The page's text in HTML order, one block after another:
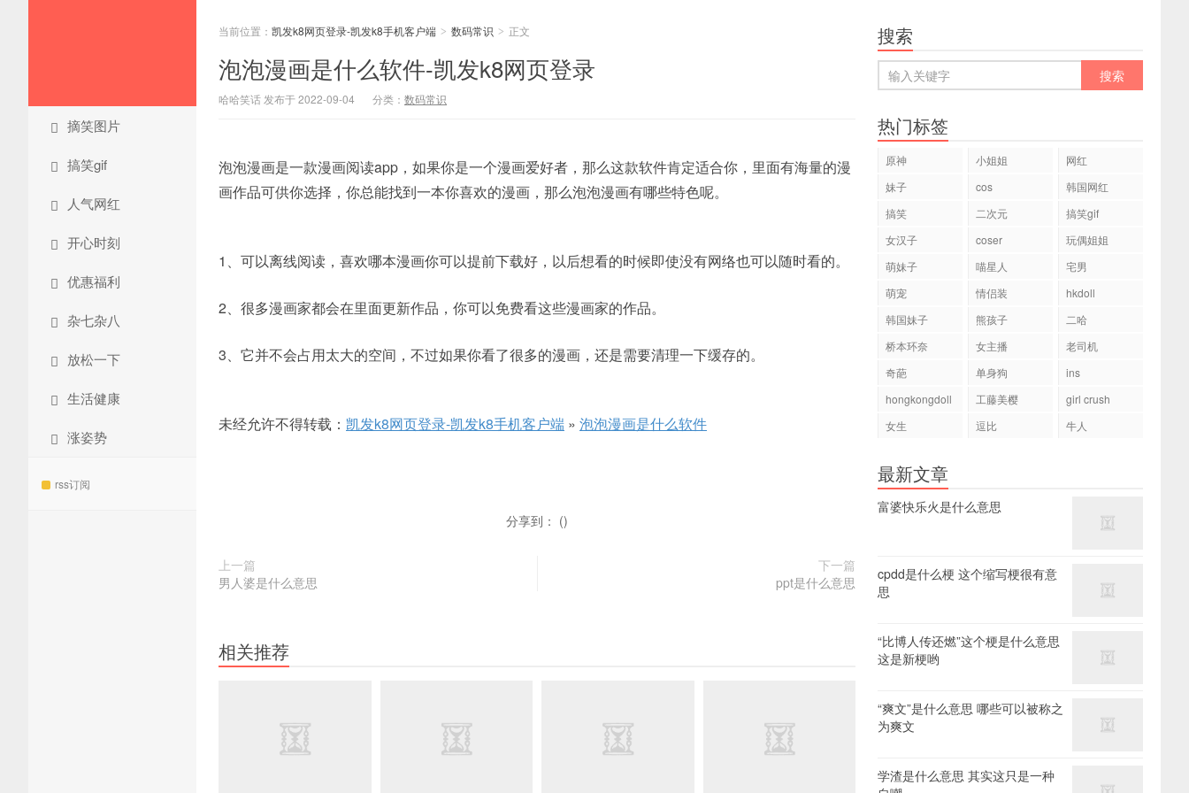
摘笑图片
搞笑gif
人气网红
开心时刻
优惠福利
杂七杂八
放松一下
生活健康
涨姿势
rss订阅
当前位置： 凯发k8网页登录-凯发k8手机客户端 > 数码常识 > 正文
泡泡漫画是什么软件-凯发k8网页登录
哈哈笑话 发布于 2022-09-04 分类： 数码常识
泡泡漫画是一款漫画阅读app，如果你是一个漫画爱好者，那么这款软件肯定适合你，里面有海量的漫
画作品可供你选择，你总能找到一本你喜欢的漫画，那么泡泡漫画有哪些特色呢。
1、可以离线阅读，喜欢哪本漫画你可以提前下载好，以后想看的时候即使没有网络也可以随时看的。
2、很多漫画家都会在里面更新作品，你可以免费看这些漫画家的作品。
3、它并不会占用太大的空间，不过如果你看了很多的漫画，还是需要清理一下缓存的。
未经允许不得转载： 凯发k8网页登录-凯发k8手机客户端 » 泡泡漫画是什么软件
分享到： ()
上一篇
男人婆是什么意思
下一篇
ppt是什么意思
相关推荐
搜索
热门标签
原神 小姐姐
网红
妹子
cos
韩国网红
搞笑
二次元
搞笑gif
女汉子
coser
玩偶姐姐
萌妹子
喵星人
宅男
萌宠
情侣装
hkdoll
韩国妹子
熊孩子
二哈
桥本环奈
女主播
老司机
奇葩
单身狗
ins
hongkongdoll
工藤美樱
girl crush
女生
逗比 牛人
最新文章
富婆快乐火是什么意思
cpdd是什么梗 这个缩写梗很有意
思
“比博人传还燃”这个梗是什么意思
这是新梗哟
“爽文”是什么意思 哪些可以被称之
为爽文
学渣是什么意思 其实这只是一种